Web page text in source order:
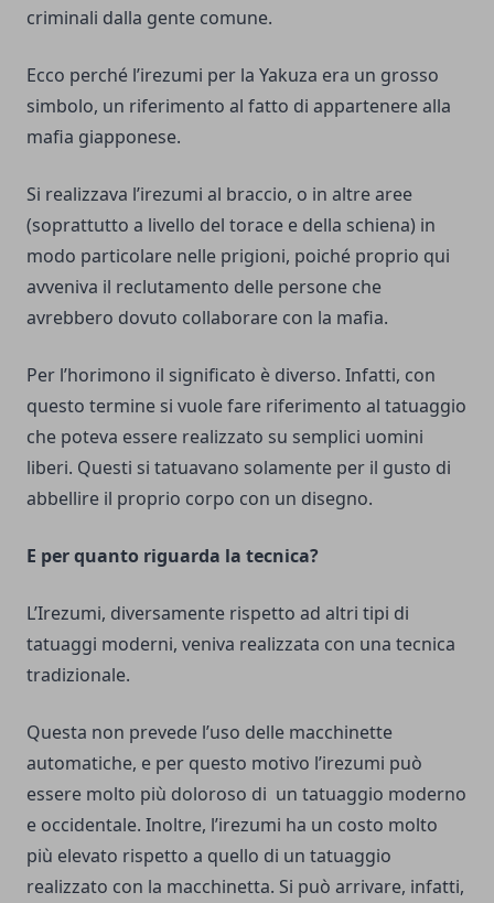
criminali dalla gente comune.
Ecco perché l’irezumi per la Yakuza era un grosso
simbolo, un riferimento al fatto di appartenere alla
mafia giapponese.
Si realizzava l’irezumi al braccio, o in altre aree
(soprattutto a livello del torace e della schiena) in
modo particolare nelle prigioni, poiché proprio qui
avveniva il reclutamento delle persone che
avrebbero dovuto collaborare con la mafia.
Per l’horimono il significato è diverso. Infatti, con
questo termine si vuole fare riferimento al tatuaggio
che poteva essere realizzato su semplici uomini
liberi. Questi si tatuavano solamente per il gusto di
abbellire il proprio corpo con un disegno.
E per quanto riguarda la tecnica?
L’Irezumi, diversamente rispetto ad altri tipi di
tatuaggi moderni, veniva realizzata con una tecnica
tradizionale.
Questa non prevede l’uso delle macchinette
automatiche, e per questo motivo l’irezumi può
essere molto più doloroso di un tatuaggio moderno
e occidentale. Inoltre, l’irezumi ha un costo molto
più elevato rispetto a quello di un tatuaggio
realizzato con la macchinetta. Si può arrivare, infatti,